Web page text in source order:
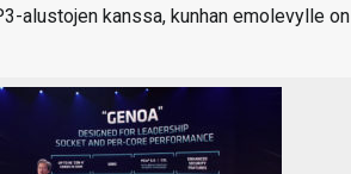
alustojen kanssa, kunhan emolevylle on